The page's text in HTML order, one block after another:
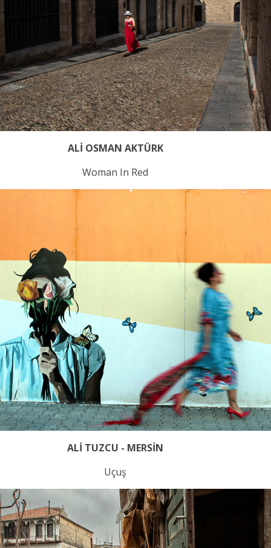
ALİ OSMAN AKTÜRK
Woman In Red
ALİ TUZCU - MERSİN
Uçuş